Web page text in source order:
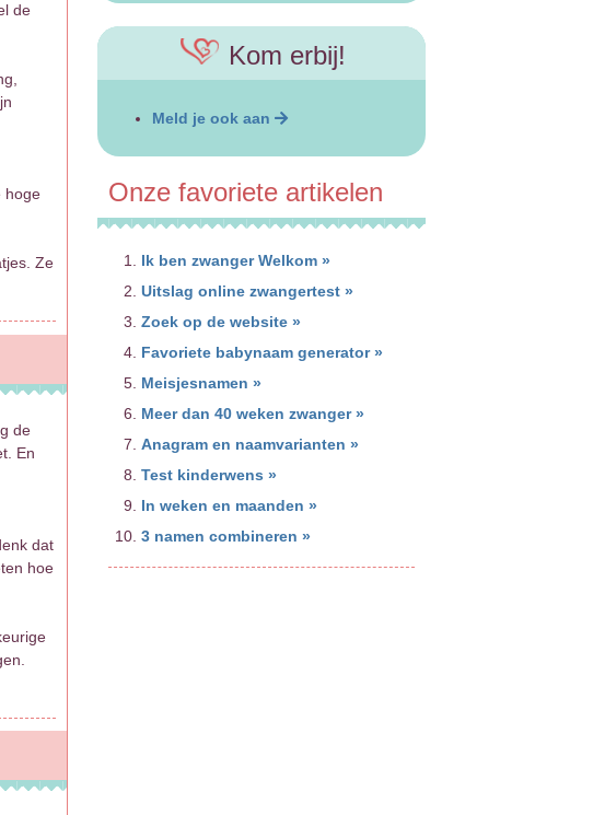
de
hoge
Ze
de
En
dat
hoe
Kom erbij!
Meld je ook aan
Onze favoriete artikelen
Ik ben zwanger Welkom »
Uitslag online zwangertest »
Zoek op de website »
Favoriete babynaam generator »
Meisjesnamen »
Meer dan 40 weken zwanger »
Anagram en naamvarianten »
Test kinderwens »
In weken en maanden »
3 namen combineren »